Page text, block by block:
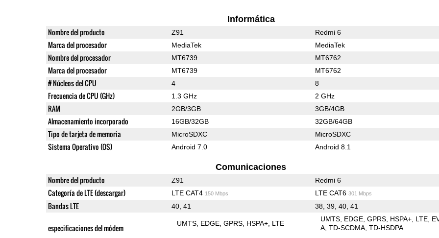
Informática
Nombre del producto Z91 Redmi 6
Marca del procesador MediaTek MediaTek
Nombre del procesador MT6739 MT6762
Marca del procesador MT6739 MT6762
# Núcleos del CPU 4 8
Frecuencia de CPU (GHz) 1.3 GHz 2 GHz
RAM 2GB/3GB 3GB/4GB
Almacenamiento incorporado 16GB/32GB 32GB/64GB
Tipo de tarjeta de memoria MicroSDXC MicroSDXC
Sistema Operativo (OS) Android 7.0 Android 8.1
Comunicaciones
Nombre del producto Z91 Redmi 6
Categoría de LTE (descargar) LTE CAT4 150 Mbps LTE CAT6 301 Mbps
Bandas LTE 40, 41 38, 39, 40, 41
especificaciones del módem UMTS EDGE GPRS HSPA+ LTE
UMTS EDGE GPRS HSPA+ LTE
A TD-SCDMA TD-HSDPA